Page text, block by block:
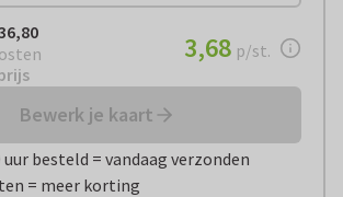
€ 3,68per stuk
3,68 p/st.
Bewerk je kaart
uur besteld = vandaag verzonden
= meer korting